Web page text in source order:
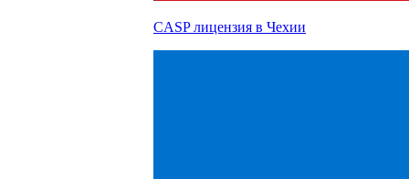
CASP лицензия в Чехии